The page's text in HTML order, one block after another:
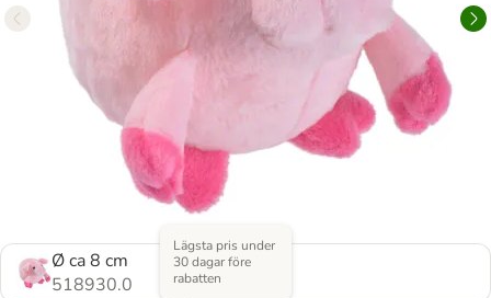
Ø ca 8 cm
518930.0
Lägsta pris under
30 dagar före
rabatten